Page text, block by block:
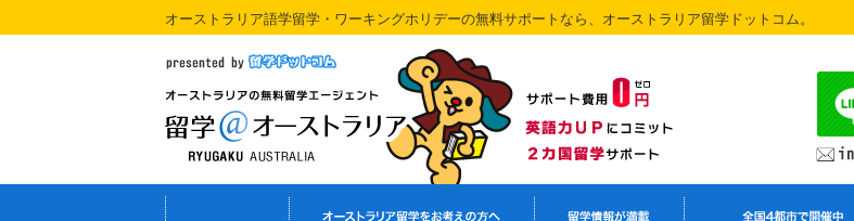
オーストラリア語学留学・ワーキングホリデーの無料サポートなら、オーストラリア留学ドットコム。